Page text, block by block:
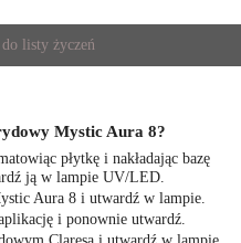
do listy życzeń
Mystic Aura 8?
płytkę i nakładając bazę
ją w lampie UV/LED.
Aura 8 i utwardź w lampie.
i ponownie utwardź.